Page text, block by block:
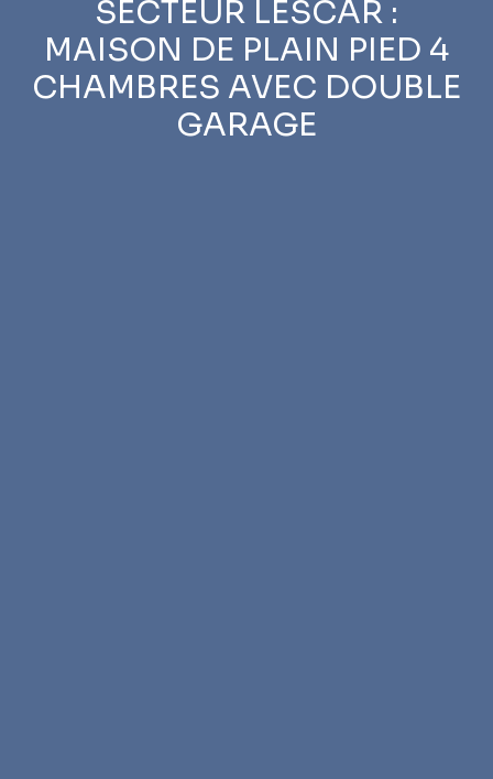
SECTEUR LESCAR :
MAISON DE PLAIN PIED 4
CHAMBRES AVEC DOUBLE
GARAGE